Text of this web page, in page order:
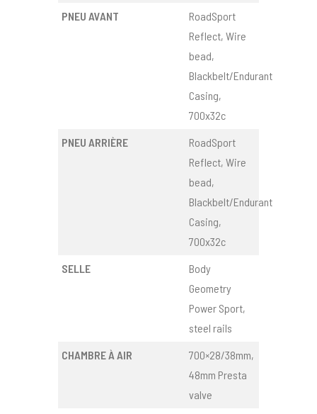
PNEU AVANT
RoadSport
Reflect, Wire
bead,
Blackbelt/Endurant
Casing,
700x32c
PNEU ARRIÈRE
RoadSport
Reflect, Wire
bead,
Blackbelt/Endurant
Casing,
700x32c
SELLE
Body
Geometry
Power Sport,
steel rails
CHAMBRE À AIR
700×28/38mm,
48mm Presta
valve